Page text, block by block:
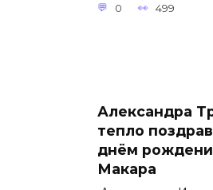
0 499
Александра
тепло
днём
Макара